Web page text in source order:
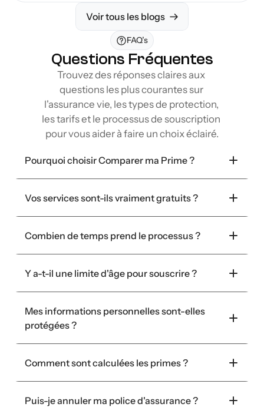
Voir tous les blogs
FAQ’s
Questions Fréquentes
Trouvez des réponses claires aux
questions les plus courantes sur
l'assurance vie, les types de protection,
les tarifs et le processus de souscription
pour vous aider à faire un choix éclairé.
Pourquoi choisir Comparer ma Prime ?
Vos services sont-ils vraiment gratuits ?
Combien de temps prend le processus ?
Y a-t-il une limite d'âge pour souscrire ?
Mes informations personnelles sont-elles
protégées ?
Comment sont calculées les primes ?
Puis-je annuler ma police d'assurance ?